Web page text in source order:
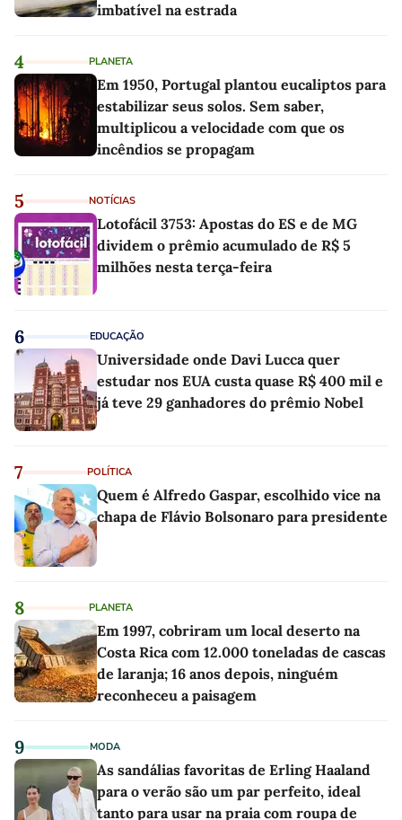
imbatível na estrada
4 PLANETA
Em 1950, Portugal plantou eucaliptos para
estabilizar seus solos. Sem saber,
multiplicou a velocidade com que os
incêndios se propagam
5 NOTÍCIAS
Lotofácil 3753: Apostas do ES e de MG
dividem o prêmio acumulado de R$ 5
milhões nesta terça-feira
6 EDUCAÇÃO
Universidade onde Davi Lucca quer
estudar nos EUA custa quase R$ 400 mil e
já teve 29 ganhadores do prêmio Nobel
7 POLÍTICA
Quem é Alfredo Gaspar, escolhido vice na
chapa de Flávio Bolsonaro para presidente
8 PLANETA
Em 1997, cobriram um local deserto na
Costa Rica com 12.000 toneladas de cascas
de laranja; 16 anos depois, ninguém
reconheceu a paisagem
9 MODA
As sandálias favoritas de Erling Haaland
para o verão são um par perfeito, ideal
tanto para usar na praia com roupa de